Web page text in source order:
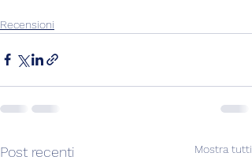
Recensioni
Post recenti Mostra tutti